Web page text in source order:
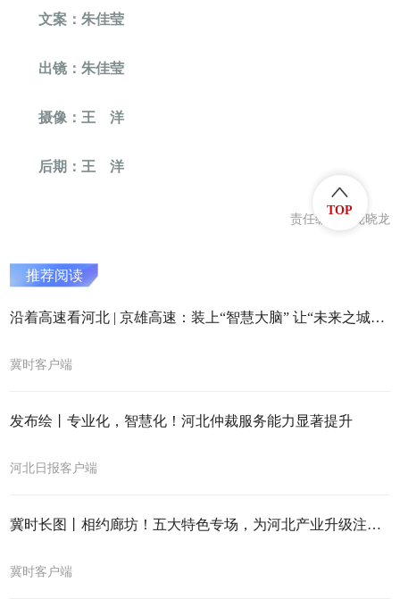
文案：朱佳莹
出镜：朱佳莹
摄像：王 洋
后期：王 洋
责任编辑：庞晓龙
推荐阅读
沿着高速看河北 | 京雄高速：装上“智慧大脑” 让“未来之城”的路更贴心
冀时客户端
发布绘丨专业化，智慧化！河北仲裁服务能力显著提升
河北日报客户端
冀时长图丨相约廊坊！五大特色专场，为河北产业升级注入强劲动力
冀时客户端
TOP